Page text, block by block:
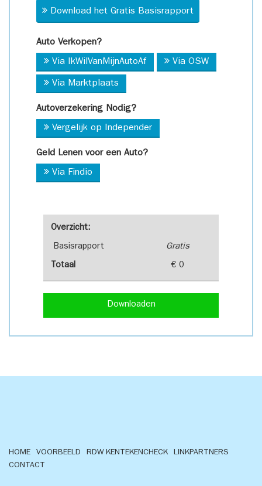
Overzicht:
Basisrapport Gratis
Totaal € 0
Downloaden
Download het Gratis Basisrapport
Auto Verkopen?
Via IkWilVanMijnAutoAf Via OSW
Via Marktplaats
Autoverzekering Nodig?
Vergelijk op Independer
Geld Lenen voor een Auto?
Via Findio
HOME VOORBEELD RDW KENTEKENCHECK
LINKPARTNERS
CONTACT